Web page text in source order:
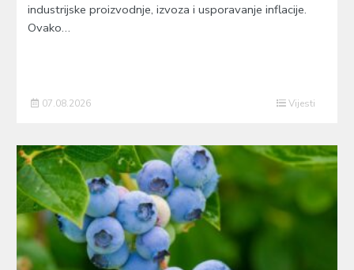
industrijske proizvodnje, izvoza i usporavanje inflacije.
Ovako…
07.08.2026 Vijesti